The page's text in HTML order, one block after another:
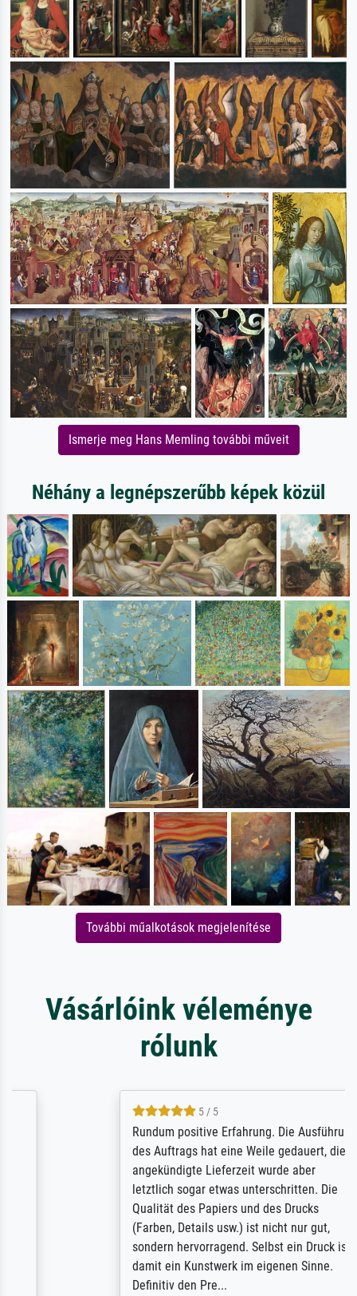
Ismerje meg Hans Memling további műveit
Néhány a legnépszerűbb képek közül
További műalkotások megjelenítése
Vásárlóink véleménye
rólunk
5 / 5
Rundum positive Erfahrung. Die Ausführung
des Auftrags hat eine Weile gedauert, die
angekündigte Lieferzeit wurde aber
letztlich sogar etwas unterschritten. Die
Qualität des Papiers und des Drucks
(Farben, Details usw.) ist nicht nur gut,
sondern hervorragend. Selbst ein Druck ist
damit ein Kunstwerk im eigenen Sinne.
Definitiv den Pre...